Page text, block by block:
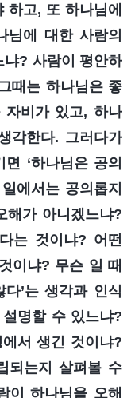
하고, 또 하나님에
님에 대한 사람의
냐? 사람이 평안하
때는 하나님은 좋
자비가 있고, 하나
각한다. 그러다가
‘하나님은 공의
에서는 공의롭지
해가 아니겠느냐?
는 것이냐? 어떤
이냐? 무슨 일 때
’는 생각과 인식
명할 수 있느냐?
서 생긴 것이냐?
되는지 살펴볼 수
이 하나님을 오해